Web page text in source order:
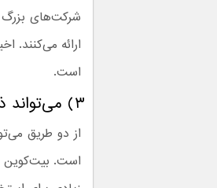
شرکت‌های بزرگ
ارائه می‌کنند.
است.
۳) می‌تواند ذخیره شود
است. بیت‌کوین